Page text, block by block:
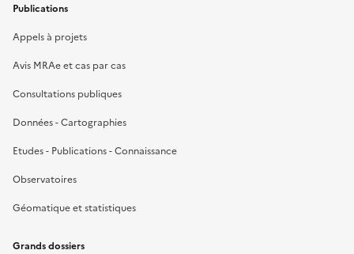
Publications
Appels à projets
Avis MRAe et cas par cas
Consultations publiques
Données - Cartographies
Etudes - Publications - Connaissance
Observatoires
Géomatique et statistiques
Grands dossiers